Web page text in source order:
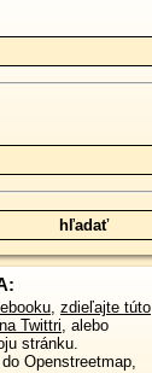
, zdieľajte túto
na Twittri, alebo
stránku.
Openstreetmap,